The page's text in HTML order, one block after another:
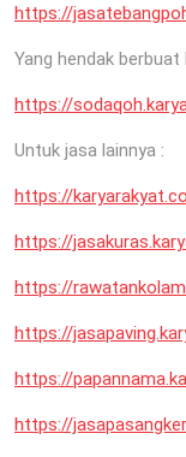
https://
Yang hendak berbuat
https://
Untuk jasa lainnya :
https://
https://
https://
https://
https://
https://